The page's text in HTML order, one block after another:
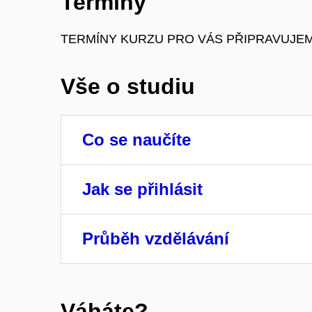
TERMÍNY KURZU PRO VÁS
Vše o studiu
Co se naučíte
Jak se přihlásit
Průběh vzdělávání